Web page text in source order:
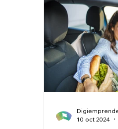
10 oct 2024